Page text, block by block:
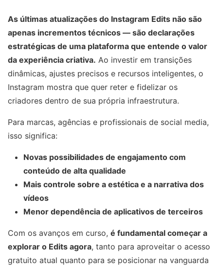
As últimas atualizações do Instagram Edits não são
apenas incrementos técnicos — são declarações
estratégicas de uma plataforma que entende o valor
da experiência criativa. Ao investir em transições
dinâmicas, ajustes precisos e recursos inteligentes, o
Instagram mostra que quer reter e fidelizar os
criadores dentro de sua própria infraestrutura.
Para marcas, agências e profissionais de social media,
isso significa:
Novas possibilidades de engajamento com
conteúdo de alta qualidade
Mais controle sobre a estética e a narrativa dos
vídeos
Menor dependência de aplicativos de terceiros
Com os avanços em curso, é fundamental começar a
explorar o Edits agora, tanto para aproveitar o acesso
gratuito atual quanto para se posicionar na vanguarda